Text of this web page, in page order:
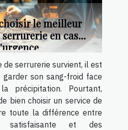
le meilleur
en cas
de serrurerie survient, il est
son sang-froid face
Pourtant,
bien choisir un service de
toute la différence entre
satisfaisante et des